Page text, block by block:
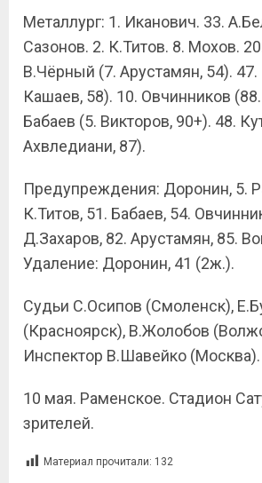
Металлург: 1. Иканович. 33.
Сазонов. 2. К.Титов. 8. Мохов.
В.Чёрный (7. Арустамян, 54).
Кашаев, 58). 10. Овчинников
Бабаев (5. Викторов, 90+). 48.
Ахвледиани, 87).
Предупреждения: Доронин, 5.
К.Титов, 51. Бабаев, 54.
Д.Захаров, 82. Арустамян, 85.
Удаление: Доронин, 41 (2ж.).
Судьи С.Осипов (Смоленск),
(Красноярск), В.Жолобов
Инспектор В.Шавейко (Москва).
10 мая. Раменское. Стадион
зрителей.
Материал прочитали: 132